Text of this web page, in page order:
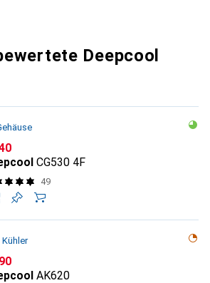
Deepcool
CG530 4F
49
Kühler
AK620